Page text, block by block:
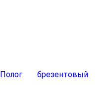
Полог брезентовый